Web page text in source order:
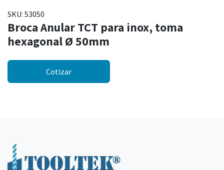
SKU: 53050
Broca Anular TCT para inox, toma
hexagonal Ø 50mm
Cotizar